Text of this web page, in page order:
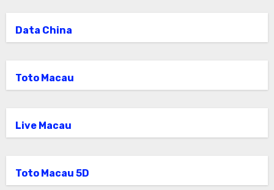
Data China
Toto Macau
Live Macau
Toto Macau 5D